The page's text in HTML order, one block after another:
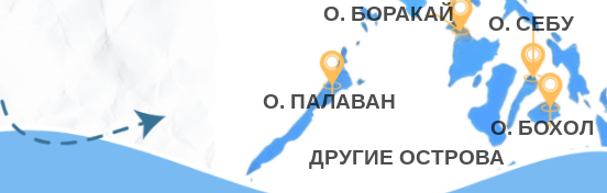
О. БОРАКАЙ
О. ПАЛАВАН
О. СЕБУ
О. БОХОЛ
ДРУГИЕ ОСТРОВА